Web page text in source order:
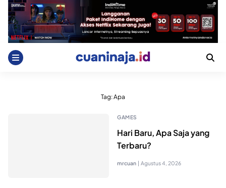
Skip
content
Tag:Apa
GAMES
Hari Baru, Apa Saja yang
Terbaru?
mrcuan | Agustus 4, 2026